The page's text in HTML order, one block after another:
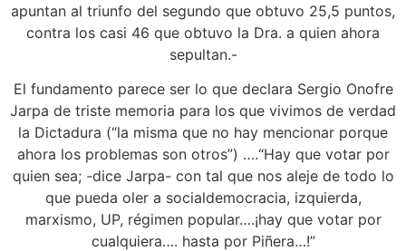
apuntan al triunfo del segundo que obtuvo 25,5 puntos,
contra los casi 46 que obtuvo la Dra. a quien ahora
sepultan.-
El fundamento parece ser lo que declara Sergio Onofre
Jarpa de triste memoria para los que vivimos de verdad
la Dictadura (“la misma que no hay mencionar porque
ahora los problemas son otros”) ….“Hay que votar por
quien sea; -dice Jarpa- con tal que nos aleje de todo lo
que pueda oler a socialdemocracia, izquierda,
marxismo, UP, régimen popular….¡hay que votar por
cualquiera…. hasta por Piñera…!”